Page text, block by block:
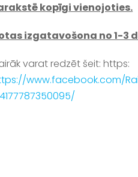
kopīgi vienojoties.
izgatavošona no 1-3
varat redzēt šeit: https:
www.facebook.com/